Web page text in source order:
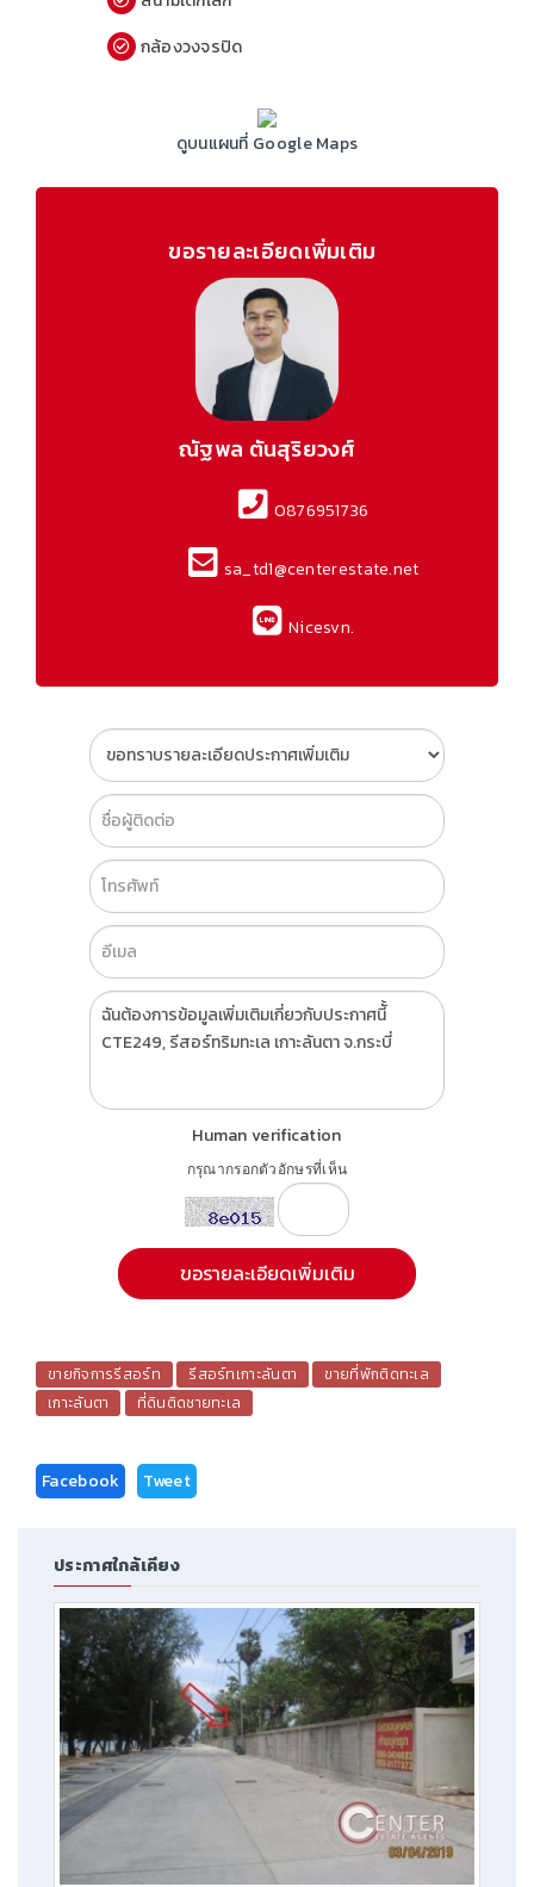
กล้องวงจรปิด
ดูบนแผนที่ Google Maps
ขอรายละเอียดเพิ่มเติม
ณัฐพล ตันสุริยวงศ์
0876951736
sa_td1@centerestate.net
Nicesvn.
Human verification
กรุณากรอกตัวอักษรที่เห็น
ขายกิจการรีสอร์ท รีสอร์ทเกาะลันตา
ขายที่พักติดทะเล
เกาะลันตา
ที่ดินติดชายทะเล
Facebook Tweet
ประกาศใกล้เคียง